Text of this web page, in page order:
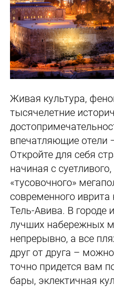
Живая культура,
тысячелетние
впечатляющие отели
Откройте для себя
начиная с
«тусовочного»
современного иврита
Тель-Авива. В городе
лучших набережных
непрерывно, а все
друг от друга –
точно придется вам
бары, эклектичная